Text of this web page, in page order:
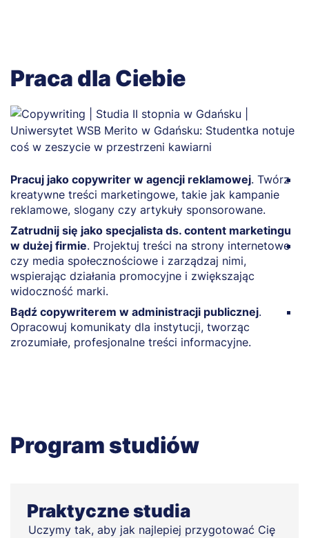
Praca dla Ciebie
Pracuj jako copywriter w agencji reklamowej. Twórz
kreatywne treści marketingowe, takie jak kampanie
reklamowe, slogany czy artykuły sponsorowane.
Zatrudnij się jako specjalista ds. content marketingu
w dużej firmie. Projektuj treści na strony internetowe
czy media społecznościowe i zarządzaj nimi,
wspierając działania promocyjne i zwiększając
widoczność marki.
Bądź copywriterem w administracji publicznej.
Opracowuj komunikaty dla instytucji, tworząc
zrozumiałe, profesjonalne treści informacyjne.
Program studiów
Praktyczne studia
Uczymy tak, aby jak najlepiej przygotować Cię